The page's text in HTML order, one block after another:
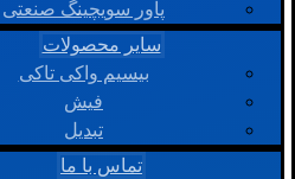
پاور سویچینگ صنعتی
سایر محصولات
بیسیم واکی تاکی
فیش
تبدیل
تماس با ما